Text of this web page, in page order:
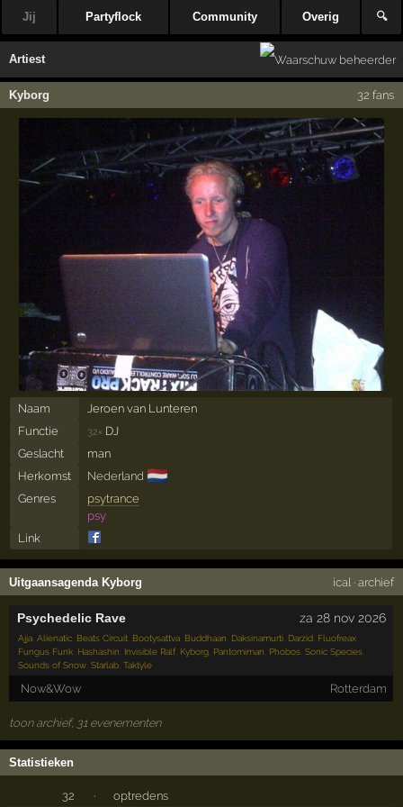
Jij Partyflock Community Overig 🔍
Artiest
Kyborg 32 fans
Naam
Jeroen van Lunteren
Functie
32× DJ
Geslacht
man
Herkomst
Nederland 🇳🇱
Genres
psytrance
psy
Link
Uitgaansagenda Kyborg ical · archief
Psychedelic Rave za 28 nov 2026
Ajja ,Alienatic Beats Circuit Bootysattva Buddhaan Daksinamurti Darzid Fluofreax
Fungus Funk Hashashin Invisible Ralf Kyborg Pantomiman Phobos ,Sonic Species
Sounds of Snow ,Starlab ,Taktyle
Now&Wow Rotterdam
toon archief, 31 evenementen
Statistieken
32 · optredens